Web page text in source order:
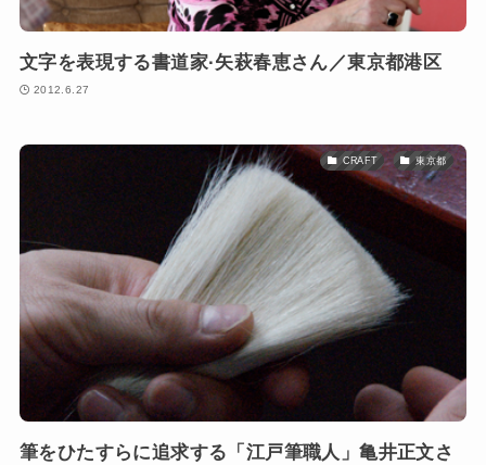
文字を表現する書道家·矢萩春恵さん／東京都港区
2012.6.27
CRAFT 東京都
筆をひたすらに追求する「江戸筆職人」亀井正文さ